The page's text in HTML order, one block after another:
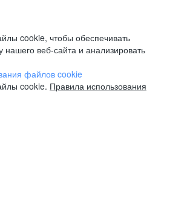
cookie, чтобы обеспечивать
нашего веб-сайта и анализировать
файлов cookie
cookie. Правила использования